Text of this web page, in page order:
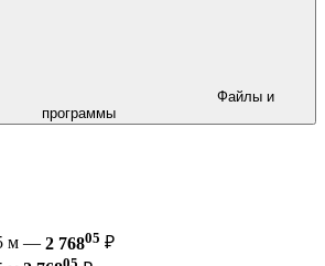
программы
м — 2 76805 ₽